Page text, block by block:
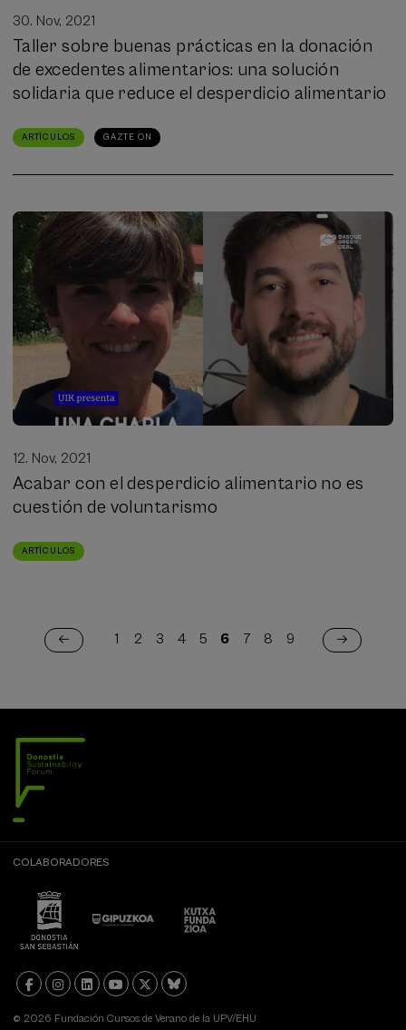
30. Nov, 2021
Taller sobre buenas prácticas en la donación
de excedentes alimentarios: una solución
solidaria que reduce el desperdicio alimentario
ARTÍCULOS GAZTE ON
12. Nov, 2021
Acabar con el desperdicio alimentario no es
cuestión de voluntarismo
ARTÍCULOS
Page
1 Page
2 Page
3 Page
4 Page
5
Página
6 Page
7 Page
8 Page
9
COLABORADORES
© 2026 Fundación Cursos de Verano de la UPV/EHU